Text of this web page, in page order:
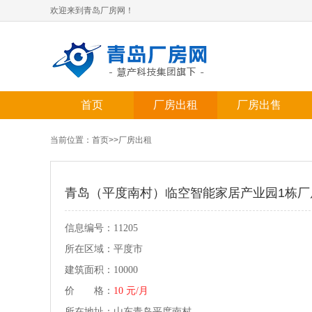
欢迎来到青岛厂房网！
首页 厂房出租 厂房出售
当前位置： 首页>>厂房出租
青岛（平度南村）临空智能家居产业园1栋
信息编号：11205
所在区域：平度市
建筑面积：10000
价 格： 10 元/月